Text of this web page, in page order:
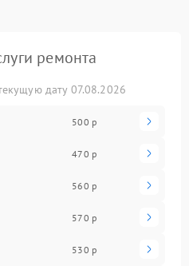
ремонта
дату 07.08.2026
500 р
470 р
560 р
570 р
530 р